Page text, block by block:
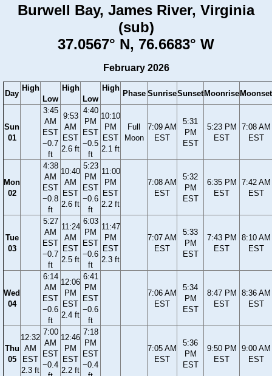
Burwell Bay, James River, Virginia
(sub)
37.0567° N, 76.6683° W
February 2026
Day
High
Low
High
Low
High
Phase SunriseSunset Moonrise Moonset
Sun
01
3:45
AM
EST
−0.7
ft
9:53
AM
EST
2.6 ft
4:40
PM
EST
−0.5
ft
10:10
PM
EST
2.1 ft
Full
Moon
7:09 AM
EST
5:31
PM
EST
5:23 PM
EST
7:08 AM
EST
Mon
02
4:38
AM
EST
−0.8
ft
10:40
AM
EST
2.6 ft
5:23
PM
EST
−0.6
ft
11:00
PM
EST
2.2 ft
7:08 AM
EST
5:32
PM
EST
6:35 PM
EST
7:42 AM
EST
Tue
03
5:27
AM
EST
−0.7
ft
11:24
AM
EST
2.5 ft
6:03
PM
EST
−0.6
ft
11:47
PM
EST
2.3 ft
7:07 AM
EST
5:33
PM
EST
7:43 PM
EST
8:10 AM
EST
Wed
04
6:14
AM
EST
−0.6
ft
12:06
PM
EST
2.4 ft
6:41
PM
EST
−0.6
ft
7:06 AM
EST
5:34
PM
EST
8:47 PM
EST
8:36 AM
EST
Thu
05
12:32
AM
EST
2.3 ft
7:00
AM
EST
−0.4
12:46
PM
EST
2.2 ft
7:18
PM
EST
−0.4
7:05 AM
EST
5:36
PM
EST
9:50 PM
EST
9:00 AM
EST